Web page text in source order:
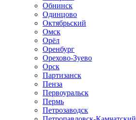
Обнинск
Одинцово
Октябрьский
Омск
Орёл
Оренбург
Орехово-Зуево
Орск
Партизанск
Пенза
Первоуральск
Пермь
Петрозаводск